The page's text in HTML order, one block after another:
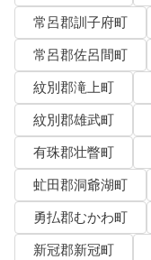
常呂郡訓子府町
常呂郡佐呂間町
紋別郡滝上町
紋別郡雄武町
有珠郡壮瞥町
虻田郡洞爺湖町
勇払郡むかわ町
新冠郡新冠町